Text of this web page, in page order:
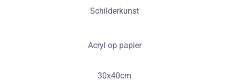
Schilderkunst
Acryl op papier
30x40cm